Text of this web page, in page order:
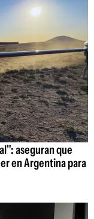
aseguran que
en Argentina para